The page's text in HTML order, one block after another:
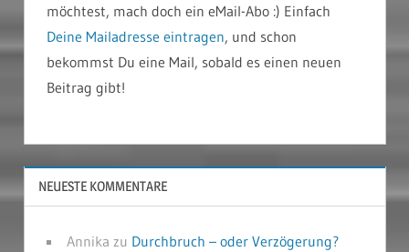
möchtest, mach doch ein eMail-Abo :) Einfach
Deine Mailadresse eintragen, und schon
bekommst Du eine Mail, sobald es einen neuen
Beitrag gibt!
NEUESTE KOMMENTARE
Annika zu Durchbruch – oder Verzögerung?